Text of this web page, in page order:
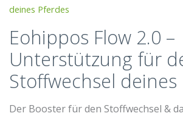
deines Pferdes
Eohippos Flow 2.0 –
Unterstützung für
Stoffwechsel deines
Der Booster für den Stoffwechsel &